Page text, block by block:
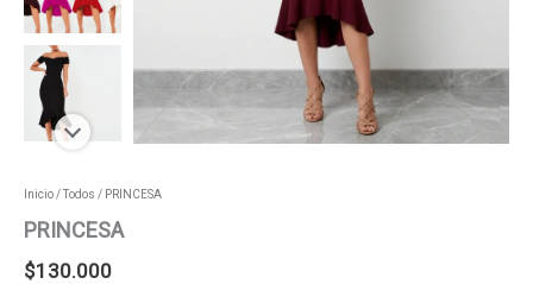
Inicio/Todos / PRINCESA
PRINCESA
$130.000